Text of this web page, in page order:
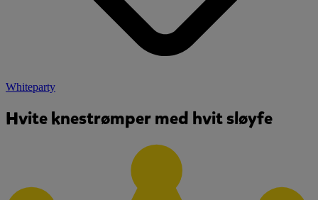
Whiteparty
Hvite knestrømper med hvit sløyfe